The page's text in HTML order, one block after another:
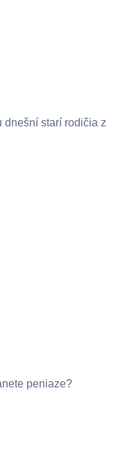
dnešní starí rodičia z
peniaze?